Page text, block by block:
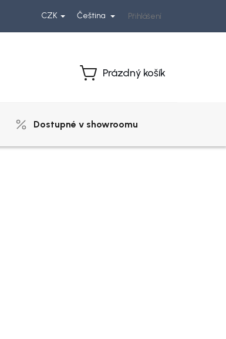
CZK Čeština Přihlášení
Nákupní
Prázdný košík
Dostupné v showroomu